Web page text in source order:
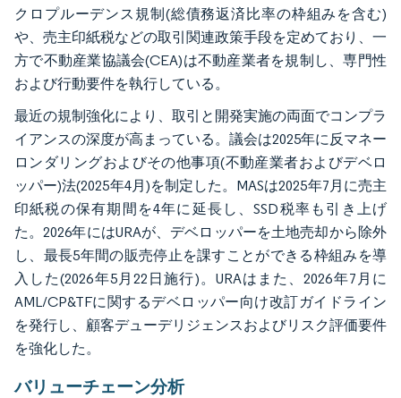
クロプルーデンス規制(総債務返済比率の枠組みを含む)
や、売主印紙税などの取引関連政策手段を定めており、一
方で不動産業協議会(CEA)は不動産業者を規制し、専門性
および行動要件を執行している。
最近の規制強化により、取引と開発実施の両面でコンプラ
イアンスの深度が高まっている。議会は2025年に反マネー
ロンダリングおよびその他事項(不動産業者およびデベロ
ッパー)法(2025年4月)を制定した。MASは2025年7月に売主
印紙税の保有期間を4年に延長し、SSD税率も引き上げ
た。2026年にはURAが、デベロッパーを土地売却から除外
し、最長5年間の販売停止を課すことができる枠組みを導
入した(2026年5月22日施行)。URAはまた、2026年7月に
AML/CP&TFに関するデベロッパー向け改訂ガイドライン
を発行し、顧客デューデリジェンスおよびリスク評価要件
を強化した。
バリューチェーン分析